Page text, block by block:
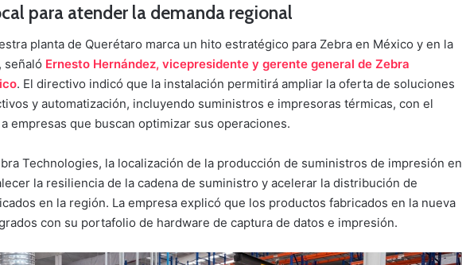
para atender la demanda regional
planta de Querétaro marca un hito estratégico para Zebra en México y en la
señaló Ernesto Hernández, vicepresidente y gerente general de Zebra
. El directivo indicó que la instalación permitirá ampliar la oferta de soluciones
y automatización, incluyendo suministros e impresoras térmicas, con el
empresas que buscan optimizar sus operaciones.
Technologies, la localización de la producción de suministros de impresión en
la resiliencia de la cadena de suministro y acelerar la distribución de
en la región. La empresa explicó que los productos fabricados en la nueva
con su portafolio de hardware de captura de datos e impresión.